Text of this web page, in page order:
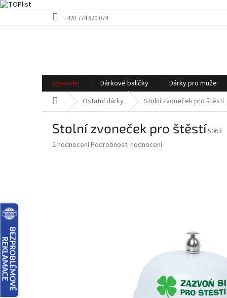
na
+420 774 620 074
Výprodej Dárkové balíčky Dárky pro muže
Domů Ostatní dárky Stolní zvoneček pro štěstí
Stolní zvoneček pro štěstí5063
Průměrné
2 hodnoceníPodrobnosti hodnocení